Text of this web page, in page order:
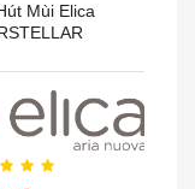
Mùi Elica